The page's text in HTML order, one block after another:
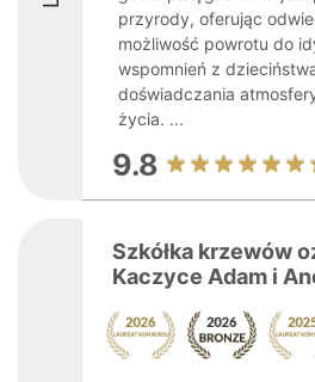
przyrody, oferując
możliwość powrotu do
wspomnień z
doświadczania
życia. ...
9.8
Szkółka krzewów
Kaczyce Adam i